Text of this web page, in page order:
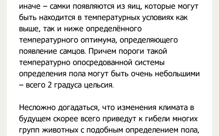
иначе – самки появляются из яиц, которые могут
быть находится в температурных условиях как
выше, так и ниже определённого
температурного оптимума, определяющего
появление самцов. Причем пороги такой
температурно опосредованной системы
определения пола могут быть очень небольшими
– всего 2 градуса цельсия.
Несложно догадаться, что изменения климата в
будущем скорее всего приведут к гибели многих
групп животных с подобным определением пола,